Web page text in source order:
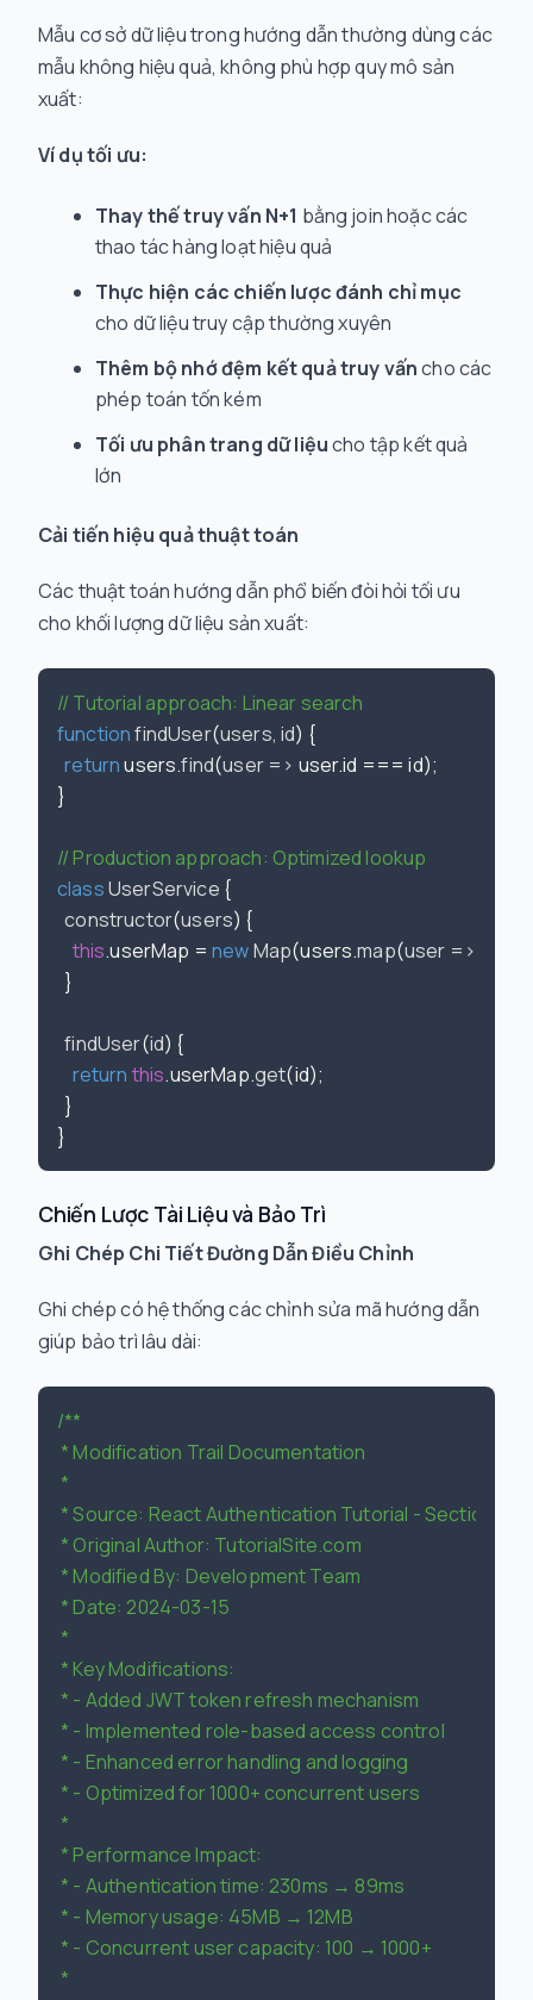
Mẫu cơ sở dữ liệu trong hướng dẫn thường dùng các
mẫu không hiệu quả, không phù hợp quy mô sản
xuất:
Ví dụ tối ưu:
Thay thế truy vấn N+1 bằng join hoặc các
thao tác hàng loạt hiệu quả
Thực hiện các chiến lược đánh chỉ mục
cho dữ liệu truy cập thường xuyên
Thêm bộ nhớ đệm kết quả truy vấncho các
phép toán tốn kém
Tối ưu phân trang dữ liệucho tập kết quả
lớn
Cải tiến hiệu quả thuật toán
Các thuật toán hướng dẫn phổ biến đòi hỏi tối ưu
cho khối lượng dữ liệu sản xuất:
// Tutorial approach: Linear search
function findUser(users, id) {
return users.find(user => user.id === id);
}
// Production approach: Optimized lookup
classUserService {
constructor(users) {
this.userMap = newMap(users.map(user =>
  }
findUser(id) {
return this.userMap.get(id);
  }
Chiến Lược Tài Liệu và Bảo Trì
Ghi Chép Chi Tiết Đường Dẫn Điều Chỉnh
Ghi chép có hệ thống các chỉnh sửa mã hướng dẫn
giúp bảo trì lâu dài:
/**
* Modification Trail Documentation
*
* Source: React Authentication Tutorial - Section 4.2
* Original Author: TutorialSite.com
* Modified By: Development Team
* Date: 2024-03-15
*
* Key Modifications:
* - Added JWT token refresh mechanism
* - Implemented role-based access control
* - Enhanced error handling and logging
* - Optimized for 1000+ concurrent users
*
* Performance Impact:
* - Authentication time: 230ms → 89ms
* - Memory usage: 45MB → 12MB
* - Concurrent user capacity: 100 → 1000+
*